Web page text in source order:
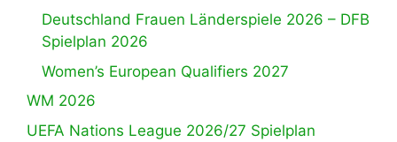
Deutschland Frauen Länderspiele 2026 – DFB
Spielplan 2026
Women’s European Qualifiers 2027
WM 2026
UEFA Nations League 2026/27 Spielplan